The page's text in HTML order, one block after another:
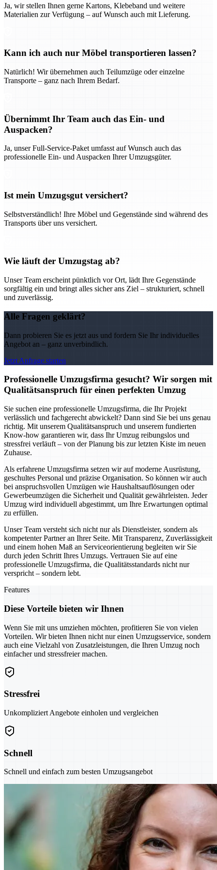
Ja, wir stellen Ihnen gerne Kartons, Klebeband und weitere
Materialien zur Verfügung – auf Wunsch auch mit Lieferung.
Kann ich auch nur Möbel transportieren lassen?
Natürlich! Wir übernehmen auch Teilumzüge oder einzelne
Transporte – ganz nach Ihrem Bedarf.
Übernimmt Ihr Team auch das Ein- und
Auspacken?
Ja, unser Full-Service-Paket umfasst auf Wunsch auch das
professionelle Ein- und Auspacken Ihrer Umzugsgüter.
Ist mein Umzugsgut versichert?
Selbstverständlich! Ihre Möbel und Gegenstände sind während des
Transports über uns versichert.
Wie läuft der Umzugstag ab?
Unser Team erscheint pünktlich vor Ort, lädt Ihre Gegenstände
sorgfältig ein und bringt alles sicher ans Ziel – strukturiert, schnell
und zuverlässig.
Alle Fragen geklärt?
Dann probieren Sie es jetzt aus und fordern Sie Ihr individuelles
Angebot an – ganz unverbindlich.
Jetzt Anfrage starten
Professionelle Umzugsfirma gesucht? Wir sorgen mit
Qualitätsanspruch für einen perfekten Umzug
Sie suchen eine professionelle Umzugsfirma, die Ihr Projekt
verlässlich und fachgerecht abwickelt? Dann sind Sie bei uns genau
richtig. Mit unserem Qualitätsanspruch und unserem fundierten
Know-how garantieren wir, dass Ihr Umzug reibungslos und
stressfrei verläuft – von der Planung bis zur letzten Kiste im neuen
Zuhause.
Als erfahrene Umzugsfirma setzen wir auf moderne Ausrüstung,
geschultes Personal und präzise Organisation. So können wir auch
bei anspruchsvollen Umzügen wie Haushaltsauflösungen oder
Gewerbeumzügen die Sicherheit und Qualität gewährleisten. Jeder
Umzug wird individuell abgestimmt, um Ihre Erwartungen optimal
zu erfüllen.
Unser Team versteht sich nicht nur als Dienstleister, sondern als
kompetenter Partner an Ihrer Seite. Mit Transparenz, Zuverlässigkeit
und einem hohen Maß an Serviceorientierung begleiten wir Sie
durch jeden Schritt Ihres Umzugs. Vertrauen Sie auf eine
professionelle Umzugsfirma, die Qualitätsstandards nicht nur
verspricht – sondern lebt.
Features
Diese Vorteile bieten wir Ihnen
Wenn Sie mit uns umziehen möchten, profitieren Sie von vielen
Vorteilen. Wir bieten Ihnen nicht nur einen Umzugsservice, sondern
auch eine Vielzahl von Zusatzleistungen, die Ihren Umzug noch
einfacher und stressfreier machen.
Stressfrei
Unkompliziert Angebote einholen und vergleichen
Schnell
Schnell und einfach zum besten Umzugsangebot